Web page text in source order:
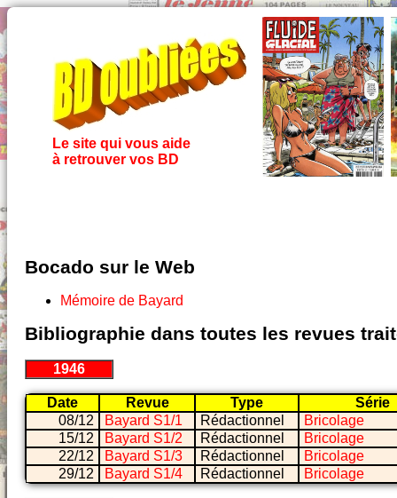
Le site qui vous aide
à retrouver vos BD
Bocado sur le Web
Mémoire de Bayard
Bibliographie dans toutes les revues
1946
Date Revue Type
Série
08/12
Bayard S1/1 Rédactionnel
Bricolage
15/12
Bayard S1/2 Rédactionnel
Bricolage
22/12
Bayard S1/3 Rédactionnel
Bricolage
29/12
Bayard S1/4 Rédactionnel Bricolage